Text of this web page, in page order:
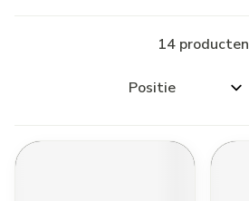
14producten
Sorteer op: